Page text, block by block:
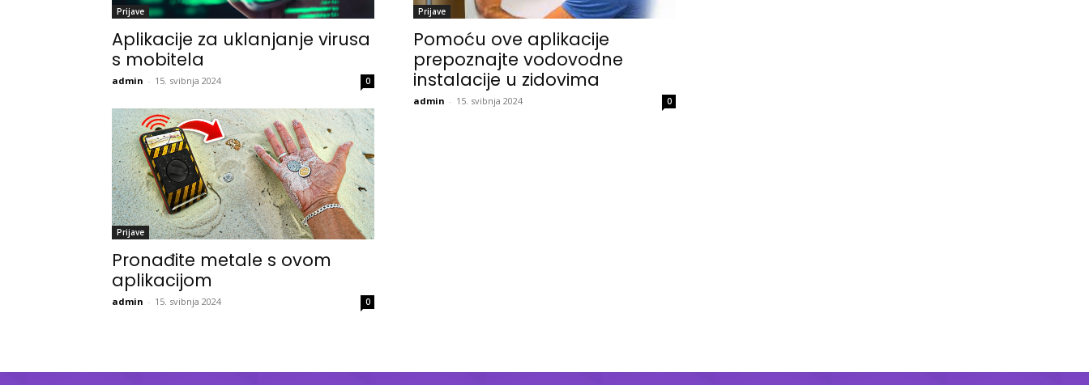
Prijave
Aplikacije za uklanjanje virusa
s mobitela
admin - 15. svibnja 2024 0
Prijave
Pomoću ove aplikacije
prepoznajte vodovodne
instalacije u zidovima
admin - 15. svibnja 2024 0
Prijave
Pronađite metale s ovom
aplikacijom
admin - 15. svibnja 2024 0